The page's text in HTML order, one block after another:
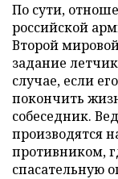
По сути,
российской
Второй
задание
случае, если
покончить
собеседник.
производятся
противником,
спасательную